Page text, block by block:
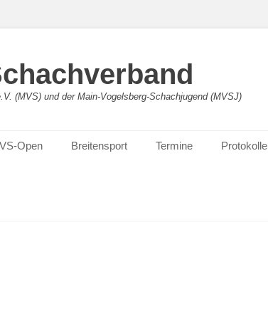
(MVS) und der Main-Vogelsberg-Schachjugend (MVSJ)
Open Breitensport Termine Protokolle